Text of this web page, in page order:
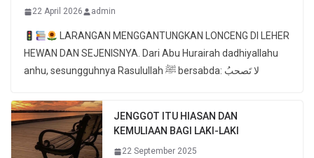
22 April 2026 admin
LARANGAN MENGGANTUNGKAN LONCENG DI LEHER
HEWAN DAN SEJENISNYA. Dari Abu Hurairah dadhiyallahu
anhu, sesungguhnya Rasulullah ﷺ bersabda: لا تَصحبُ
JENGGOT ITU HIASAN DAN
KEMULIAAN BAGI LAKI-LAKI
22 September 2025